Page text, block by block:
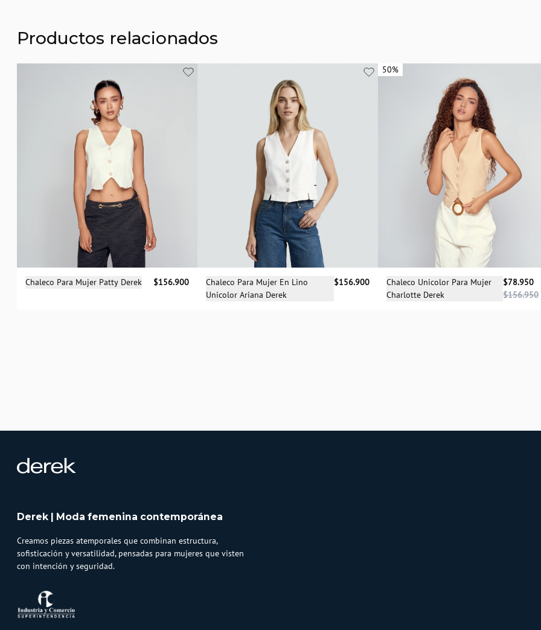
Productos relacionados
Selecciona una talla
Chaleco Para Mujer Patty Derek $156.900 Selecciona una talla
S
Chaleco Para Mujer En Lino
Unicolor Ariana Derek
$156.900
50%
50%
Selecciona una talla
Chaleco Unicolor Para Mujer
Charlotte Derek
$78.950
$156.950
Derek | Moda femenina contemporánea
Creamos piezas atemporales que combinan estructura,
sofisticación y versatilidad, pensadas para mujeres que visten
con intención y seguridad.